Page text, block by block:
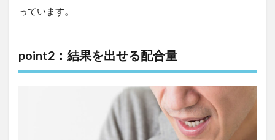
っています。
point2：結果を出せる配合量